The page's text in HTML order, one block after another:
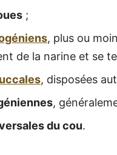
;
, plus ou
de la narine et se
, disposées
,
du cou.